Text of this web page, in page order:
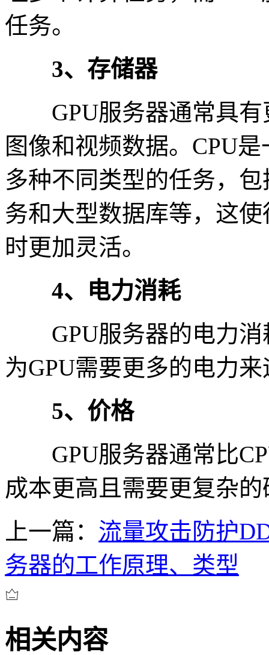
任务。
3、存储器
GPU服务器通常具有
图像和视频数据。CPU
多种不同类型的任务，
务和大型数据库等，这
时更加灵活。
4、电力消耗
GPU服务器的电力消
为GPU需要更多的电力
5、价格
GPU服务器通常比
成本更高且需要更复杂
上一篇： 流量攻击防护
务器的工作原理、类型
相关内容